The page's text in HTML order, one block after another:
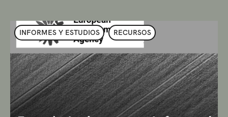
INFORMES Y ESTUDIOS RECURSOS